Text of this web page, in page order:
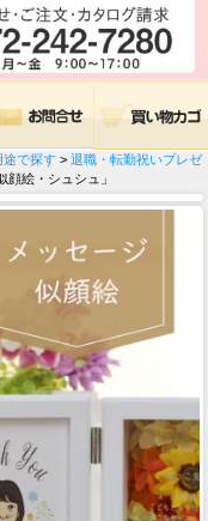
途で探す > 退職・転勤祝いプレゼ
絵・シュシュ」